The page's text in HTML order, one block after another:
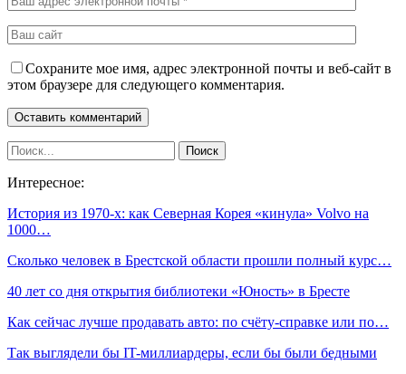
Сохраните мое имя, адрес электронной почты и веб-сайт в
этом браузере для следующего комментария.
Интересное:
История из 1970-х: как Северная Корея «кинула» Volvo на
1000…
Сколько человек в Брестской области прошли полный курс…
40 лет со дня открытия библиотеки «Юность» в Бресте
Как сейчас лучше продавать авто: по счёту-справке или по…
Так выглядели бы IT-миллиардеры, если бы были бедными